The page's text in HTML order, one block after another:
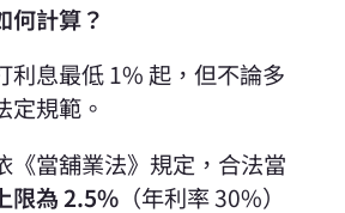
何計算？
利息最低 1% 起，但不論多
定規範。
《當舖業法》規定，合法當
限為 2.5% （年利率 30%）